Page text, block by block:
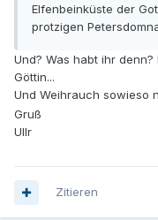
Elfenbeinküste der
protzigen
Und? Was habt ihr
Göttin...
Und Weihrauch sowieso
Gruß
Ullr
Zitieren